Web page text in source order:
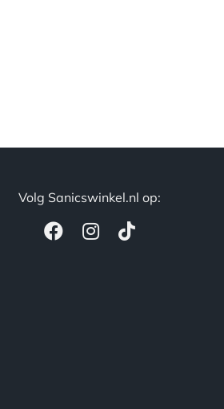
Volg Sanicswinkel.nl op: